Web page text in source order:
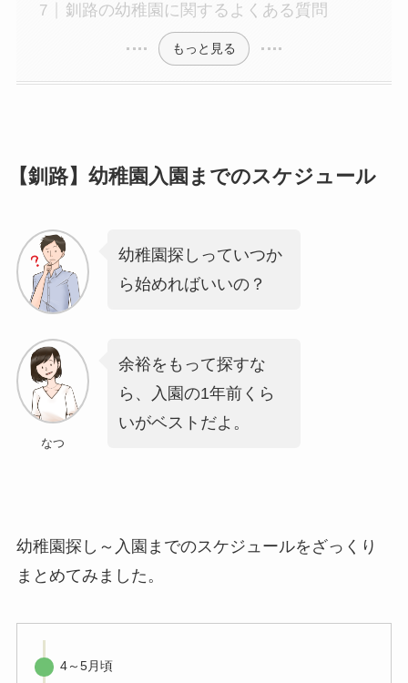
釧路の幼稚園に関するよくある質問
もっと見る
【釧路】幼稚園入園までのスケジュール
幼稚園探しっていつか
ら始めればいいの？
なつ
余裕をもって探すな
ら、入園の1年前くら
いがベストだよ。
幼稚園探し～入園までのスケジュールをざっくり
まとめてみました。
4～5月頃